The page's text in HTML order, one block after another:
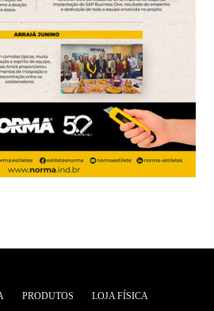
PRODUTOS LOJA FÍSICA